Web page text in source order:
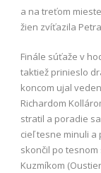
a na treťom mieste
žien zvíťazila
Finále súťaže v
taktiež prinieslo
koncom ujal
Richardom
stratil a poradie
cieľ tesne minuli
skončil po tesnom
Kuzmíkom